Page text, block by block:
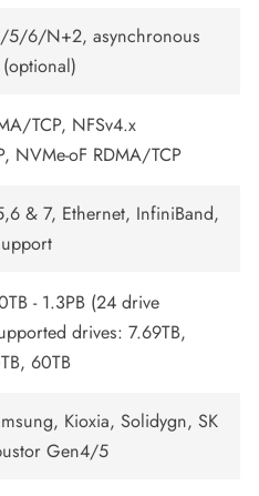
5/6/N+2, asynchronous
TCP, NFSv4.x
NVMe-oF RDMA/TCP
& 7, Ethernet, InfiniBand,
- 1.3PB (24 drive
drives: 7.69TB,
60TB
Kioxia, Solidygn, SK
Gen4/5